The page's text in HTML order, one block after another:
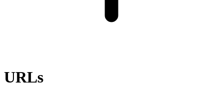
URLs